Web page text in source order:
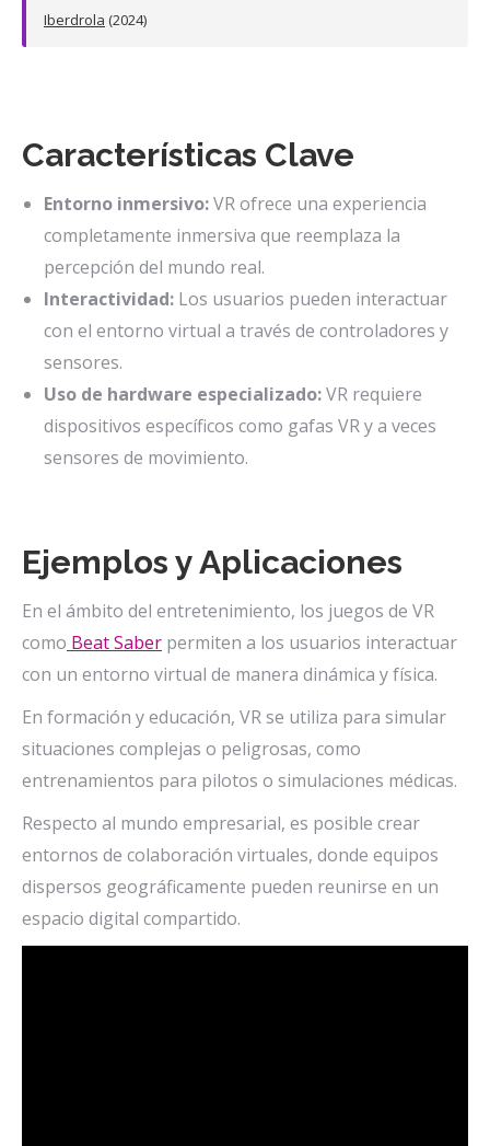
Iberdrola (2024)
Características Clave
Entorno inmersivo:VR ofrece una experiencia
completamente inmersiva que reemplaza la
percepción del mundo real.
Interactividad: Los usuarios pueden interactuar
con el entorno virtual a través de controladores y
sensores.
Uso de hardware especializado:VR requiere
dispositivos específicos como gafas VR y a veces
sensores de movimiento.
Ejemplos y Aplicaciones
En el ámbito del entretenimiento, los juegos de VR
como Beat Saber permiten a los usuarios interactuar
con un entorno virtual de manera dinámica y física.
En formación y educación, VR se utiliza para simular
situaciones complejas o peligrosas, como
entrenamientos para pilotos o simulaciones médicas.
Respecto al mundo empresarial, es posible crear
entornos de colaboración virtuales, donde equipos
dispersos geográficamente pueden reunirse en un
espacio digital compartido.